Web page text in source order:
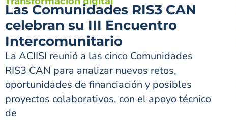
Las Comunidades RIS3 CAN
celebran su III Encuentro
Intercomunitario
La ACIISI reunió a las cinco Comunidades
RIS3 CAN para analizar nuevos retos,
oportunidades de financiación y posibles
proyectos colaborativos, con el apoyo técnico
de